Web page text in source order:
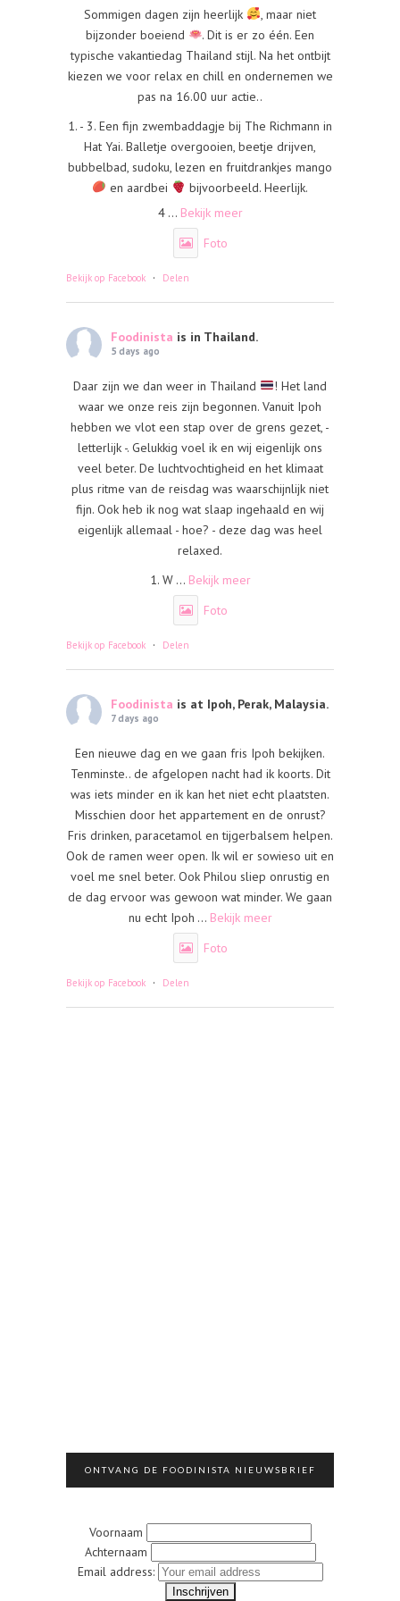
Sommigen dagen zijn heerlijk
, maar niet
bijzonder boeiend
. Dit is er zo één. Een
typische vakantiedag Thailand stijl. Na het ontbijt
kiezen we voor relax en chill en ondernemen we
pas na 16.00 uur actie..
1. - 3. Een fijn zwembaddagje bij The Richmann in
Hat Yai. Balletje overgooien, beetje drijven,
bubbelbad, sudoku, lezen en fruitdrankjes mango
en aardbei
bijvoorbeeld. Heerlijk.
4 ... Bekijk meer
Foto
Bekijk op Facebook · Delen
Foodinista is in Thailand.
5 days ago
Daar zijn we dan weer in Thailand
! Het land
waar we onze reis zijn begonnen. Vanuit Ipoh
hebben we vlot een stap over de grens gezet, -
letterlijk -. Gelukkig voel ik en wij eigenlijk ons
veel beter. De luchtvochtigheid en het klimaat
plus ritme van de reisdag was waarschijnlijk niet
fijn. Ook heb ik nog wat slaap ingehaald en wij
eigenlijk allemaal - hoe? - deze dag was heel
relaxed.
1. W ... Bekijk meer
Foto
Bekijk op Facebook · Delen
Foodinista is at Ipoh, Perak, Malaysia.
7 days ago
Een nieuwe dag en we gaan fris Ipoh bekijken.
Tenminste.. de afgelopen nacht had ik koorts. Dit
was iets minder en ik kan het niet echt plaatsten.
Misschien door het appartement en de onrust?
Fris drinken, paracetamol en tijgerbalsem helpen.
Ook de ramen weer open. Ik wil er sowieso uit en
voel me snel beter. Ook Philou sliep onrustig en
de dag ervoor was gewoon wat minder. We gaan
nu echt Ipoh ... Bekijk meer
Foto
Bekijk op Facebook · Delen
ONTVANG DE FOODINISTA NIEUWSBRIEF
Voornaam
Achternaam
Email address: